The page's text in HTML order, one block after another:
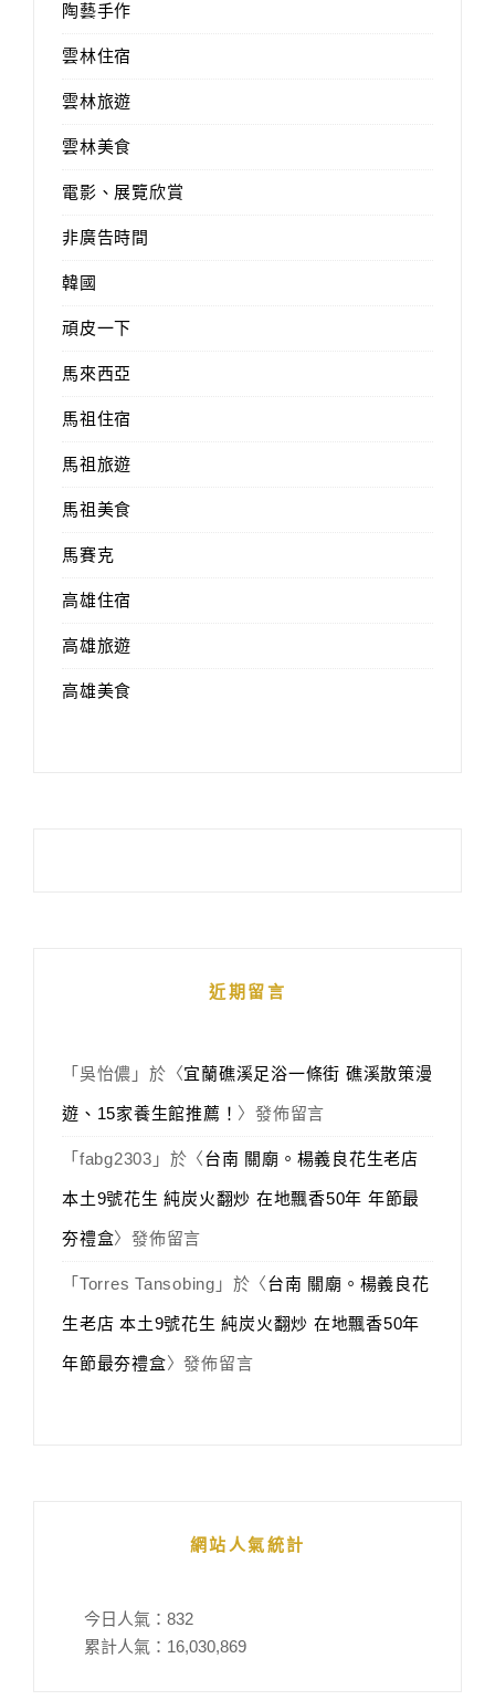
陶藝手作
雲林住宿
雲林旅遊
雲林美食
電影、展覽欣賞
非廣告時間
韓國
頑皮一下
馬來西亞
馬祖住宿
馬祖旅遊
馬祖美食
馬賽克
高雄住宿
高雄旅遊
高雄美食
近期留言
「 吳怡儂 」於〈宜蘭礁溪足浴一條街 礁溪散策漫
遊、15家養生館推薦！ 〉發佈留言
「 fabg2303 」於〈台南 關廟。楊義良花生老店
本土9號花生 純炭火翻炒 在地飄香50年 年節最
夯禮盒〉發佈留言
「 Torres Tansobing 」於〈台南 關廟。楊義良花
生老店 本土9號花生 純炭火翻炒 在地飄香50年
年節最夯禮盒〉發佈留言
網站人氣統計
今日人氣： 832
累計人氣： 16,030,869